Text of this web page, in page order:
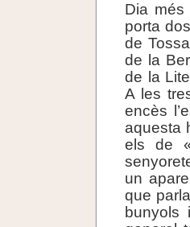
Dia més
porta
de
de la
de la
A les
encès
aquesta
els de
un
que
bunyols